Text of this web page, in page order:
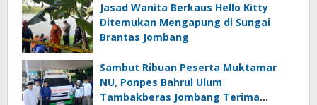
Jasad Wanita Berkaus Hello Kitty
Ditemukan Mengapung di Sungai
Brantas Jombang
Sambut Ribuan Peserta Muktamar
NU, Ponpes Bahrul Ulum
Tambakberas Jombang Terima